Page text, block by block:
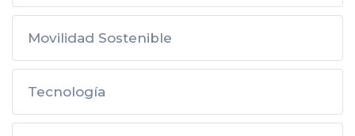
Movilidad Sostenible
Tecnología